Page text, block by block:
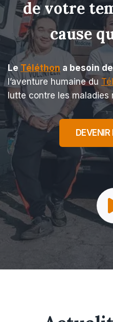
de votre
cause
Le Téléthon a besoin
l’aventure humaine du
lutte contre les maladies
DEVENIR